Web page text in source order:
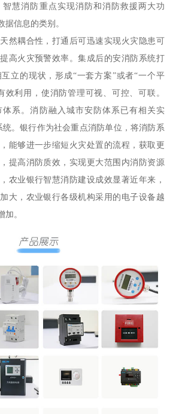
慧消防重点实现消防和消防救援两大功
信息的类别。
然耦合性，打通后可迅速实现火灾隐患可
高火灾预警效率。集成后的安消防系统打
立的现状，形成“一套方案”或者“一个平
效利用，使消防管理可视、可控、可联。
体系。消防融入城市安防体系已有相关实
。银行作为社会重点消防单位，将消防系
能够进一步缩短火灾处置的流程，获取更
提高消防质效，实现更大范围内消防资源
农业银行智慧消防建设成效显著近年来，
大，农业银行各级机构采用的电子设备越
。